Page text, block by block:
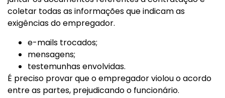
coletar todas as informações que indicam as
exigências do empregador.
e-mails trocados;
mensagens;
testemunhas envolvidas.
É preciso provar que o empregador violou o acordo
entre as partes, prejudicando o funcionário.